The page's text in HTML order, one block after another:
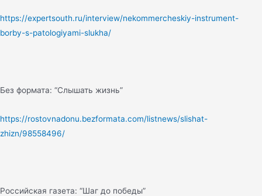
https://expertsouth.ru/interview/nekommercheskiy-instrument-
borby-s-patologiyami-slukha/
Без формата: “Слышать жизнь”
https://rostovnadonu.bezformata.com/listnews/slishat-
zhizn/98558496/
Российская газета: “Шаг до победы”